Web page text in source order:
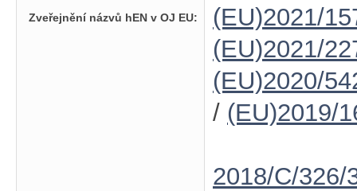
Zveřejnění názvů hEN v OJ EU:
(EU)2021/
(EU)2021/
(EU)2020/
/ (EU)2019/
2018/C/326/